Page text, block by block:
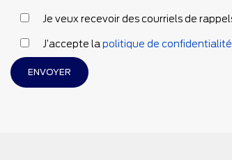
Je veux recevoir des courriels de
J’accepte la politique de confidentialité